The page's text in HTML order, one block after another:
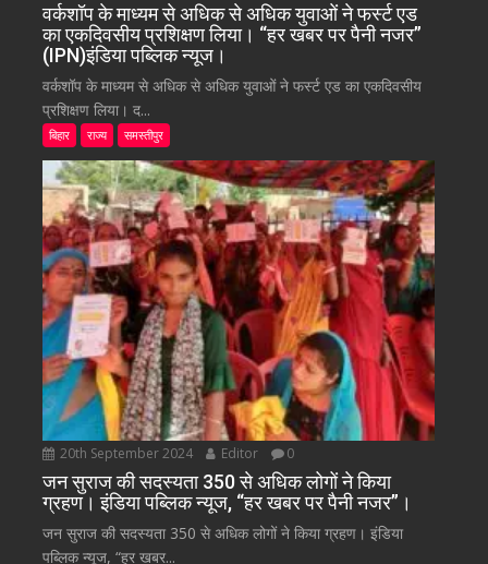
वर्कशॉप के माध्यम से अधिक से अधिक युवाओं ने फर्स्ट एड
का एकदिवसीय प्रशिक्षण लिया। “हर खबर पर पैनी नजर”
(IPN)इंडिया पब्लिक न्यूज।
वर्कशॉप के माध्यम से अधिक से अधिक युवाओं ने फर्स्ट एड का एकदिवसीय
प्रशिक्षण लिया। द...
बिहार राज्य समस्तीपुर
20th September 2024 Editor 0
जन सुराज की सदस्यता 350 से अधिक लोगों ने किया
ग्रहण। इंडिया पब्लिक न्यूज, “हर खबर पर पैनी नजर”।
जन सुराज की सदस्यता 350 से अधिक लोगों ने किया ग्रहण। इंडिया
पब्लिक न्यूज, “हर खबर...